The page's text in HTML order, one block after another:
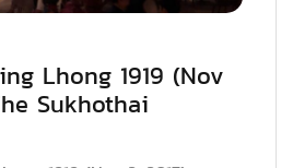
Lhong 1919 (Nov
Sukhothai